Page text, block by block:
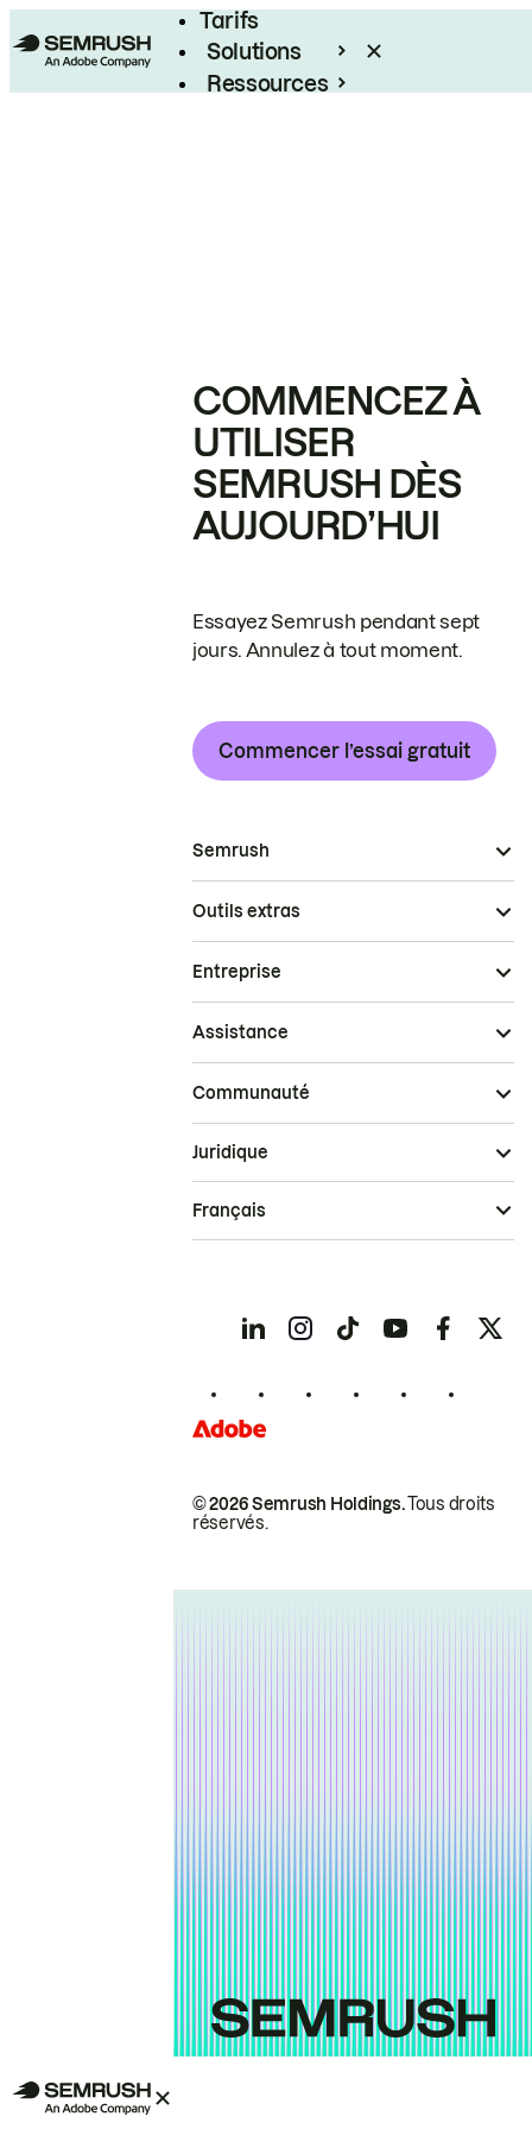
Tarifs
Solutions
Ressources
COMMENCEZ À
UTILISER
SEMRUSH DÈS
AUJOURD’HUI
Essayez Semrush pendant sept
jours. Annulez à tout moment.
Commencer l’essai gratuit
Semrush
Outils extras
Entreprise
Assistance
Communauté
© 2026 Semrush Holdings.Tous droits
réservés.
Juridique
Français